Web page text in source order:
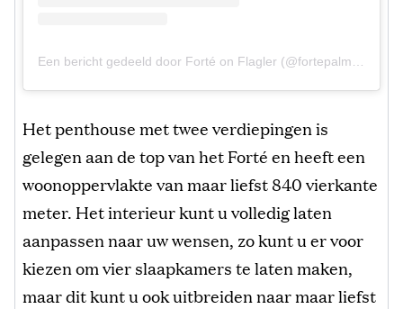
Een bericht gedeeld door Forté on Flagler (@fortepalmbeach)
Het penthouse met twee verdiepingen is
gelegen aan de top van het Forté en heeft een
woonoppervlakte van maar liefst 840 vierkante
meter. Het interieur kunt u volledig laten
aanpassen naar uw wensen, zo kunt u er voor
kiezen om vier slaapkamers te laten maken,
maar dit kunt u ook uitbreiden naar maar liefst